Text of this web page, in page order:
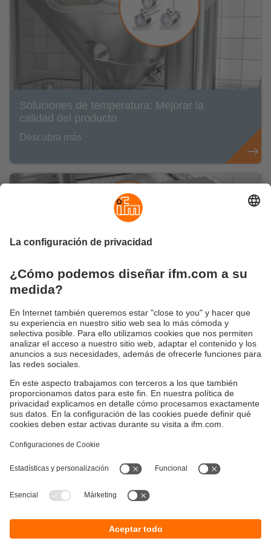
Soluciones de temperatura: Mejorar la
calidad del producto
Descubra más
Soluciones de supervisión de vibraciones:
Aumentar la disponibilidad
Descubra más
Sostenibilidad
Política de garantía
Sedes (EN)
Política de privacidad
Cookies
ifm electronic s.r.l.
Lola Mora 421